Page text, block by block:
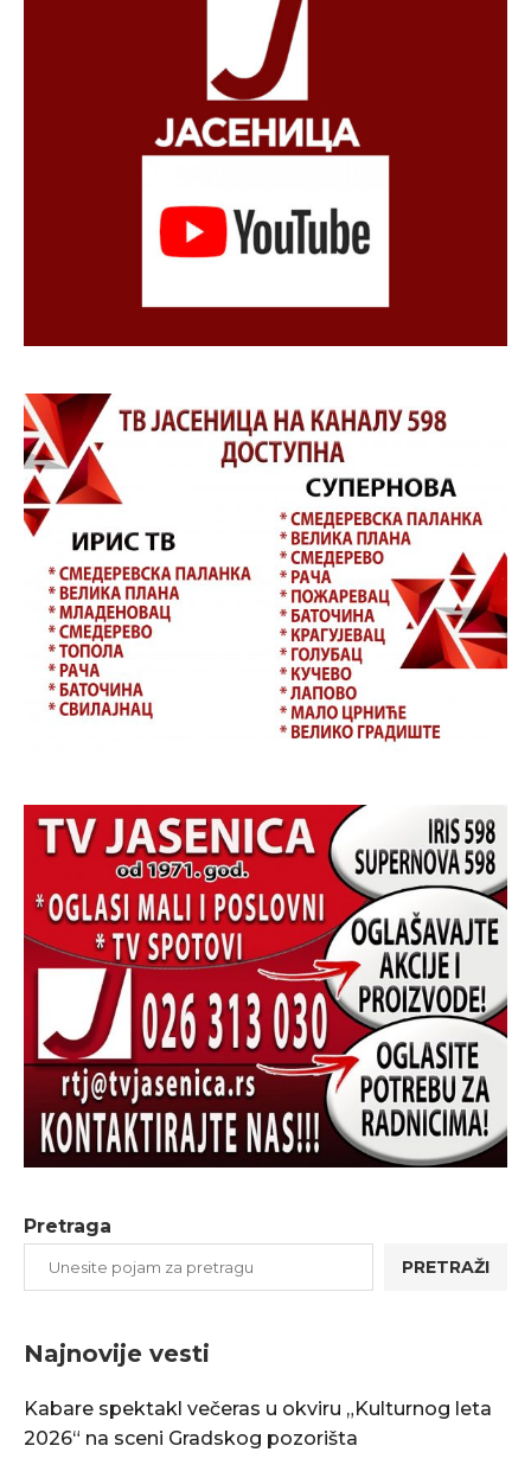
Pretraga
PRETRAŽI
Najnovije vesti
Kabare spektakl večeras u okviru „Kulturnog leta
2026“ na sceni Gradskog pozorišta